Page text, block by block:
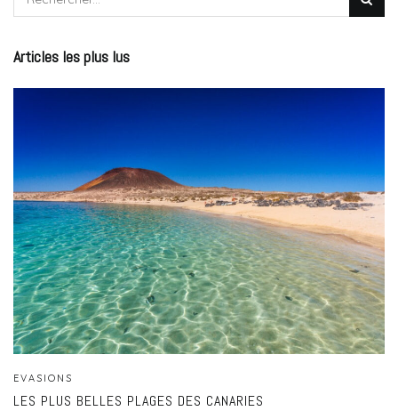
Articles les plus lus
EVASIONS
LES PLUS BELLES PLAGES DES CANARIES